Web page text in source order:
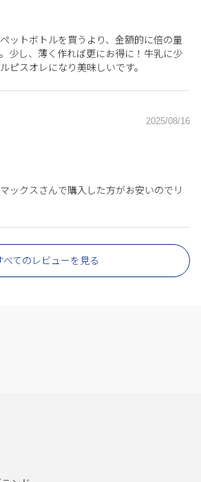
ットボトルを買うより、金額的に倍の量
少し、薄く作れば更にお得に！牛乳に少
ピスオレになり美味しいです。
2025/08/16
ックスさんで購入した方がお安いのでリ
べてのレビューを見る